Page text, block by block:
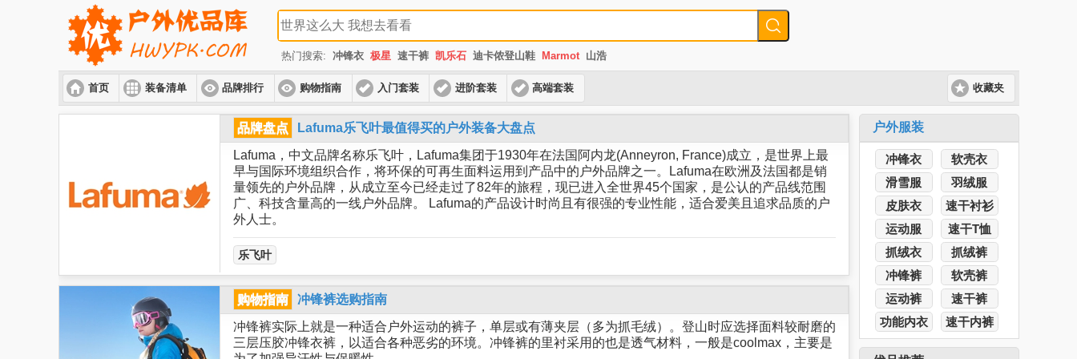
热门搜索: 冲锋衣 极星 速干裤 凯乐石 迪卡侬登山鞋 Marmot 山浩
首页 装备清单 品牌排行 购物指南 入门套装 进阶套装 高端套装 收藏夹
品牌盘点
Lafuma乐飞叶最值得买的户外装备大盘点
Lafuma，中文品牌名称乐飞叶，Lafuma集团于1930年在法国阿内龙(Anneyron, France)成立，是世界上最
早与国际环境组织合作，将环保的可再生面料运用到产品中的户外品牌之一。Lafuma在欧洲及法国都是销
量领先的户外品牌，从成立至今已经走过了82年的旅程，现已进入全世界45个国家，是公认的产品线范围
广、科技含量高的一线户外品牌。 Lafuma的产品设计时尚且有很强的专业性能，适合爱美且追求品质的户
外人士。
乐飞叶
购物指南
冲锋裤选购指南
冲锋裤实际上就是一种适合户外运动的裤子，单层或有薄夹层（多为抓毛绒）。登山时应选择面料较耐磨的
三层压胶冲锋衣裤，以适合各种恶劣的环境。冲锋裤的里衬采用的也是透气材料，一般是coolmax，主要是
户外服装
冲锋衣
软壳衣
滑雪服
羽绒服
皮肤衣
速干衬衫
运动服
速干T恤
抓绒衣
抓绒裤
冲锋裤
软壳裤
运动裤
速干裤
功能内衣
速干内裤